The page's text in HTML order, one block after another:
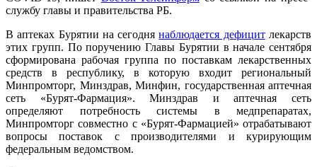
службу главы и правительства РБ.
В аптеках Бурятии на сегоднянаблюдается дефицитлекарств
этих групп. По поручению Главы Бурятии в начале сентября
сформирована рабочая группа по поставкам лекарственных
средств в республику, в которую входит региональный
Минпромторг, Минздрав, Минфин, государственная аптечная
сеть «Бурят-Фармация». Минздрав и аптечная сеть
определяют потребность системы в медпрепаратах,
Минпромторг совместно с «Бурят-Фармацией» отрабатывают
вопросы поставок с производителями и курирующим
федеральным ведомством.